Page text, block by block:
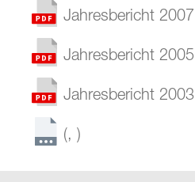
Jahresbericht 2007
Jahresbericht 2005
Jahresbericht 2003
(, )